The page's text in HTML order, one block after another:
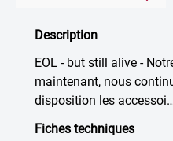
Description
EOL - but still alive -
maintenant, nous
disposition les
Fiches techniques